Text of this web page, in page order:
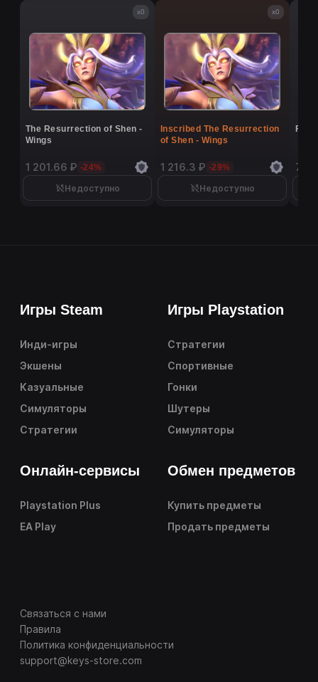
x0
The Resurrection of Shen -
Wings
1 201.66 ₽ -24%
Недоступно
x0
Inscribed The Resurrection
of Shen - Wings
1 216.3 ₽ -29%
Недоступно
7
Игры Steam
Инди-игры
Экшены
Казуальные
Симуляторы
Стратегии
Игры Playstation
Стратегии
Спортивные
Гонки
Шутеры
Симуляторы
Онлайн-сервисы
Playstation Plus
EA Play
Обмен предметов
Купить предметы
Продать предметы
Связаться с нами
Правила
Политика конфиденциальности
support@keys-store.com